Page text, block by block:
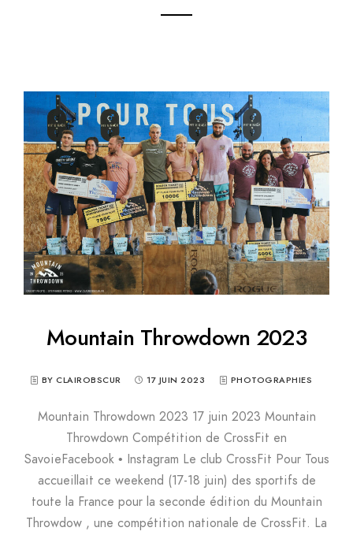
Mountain Throwdown 2023
BY CLAIROBSCUR 17 JUIN 2023 PHOTOGRAPHIES
Mountain Throwdown 2023 17 juin 2023 Mountain
Throwdown Compétition de CrossFit en
SavoieFacebook • Instagram Le club CrossFit Pour Tous
accueillait ce weekend (17-18 juin) des sportifs de
toute la France pour la seconde édition du Mountain
Throwdow , une compétition nationale de CrossFit. La